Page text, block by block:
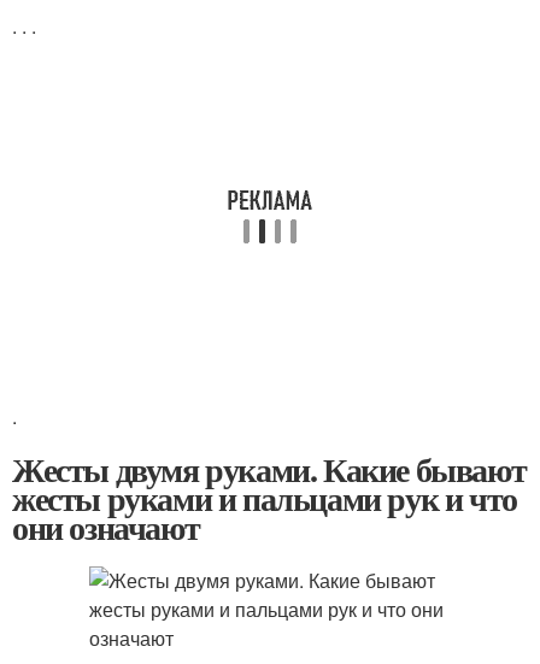
. . .
.
Жесты двумя руками. Какие бывают
жесты руками и пальцами рук и что
они означают